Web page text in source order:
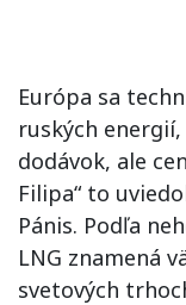
Európa sa
ruských
dodávok, ale
Filipa“ to
Pánis. Podľa
LNG znamená
svetových